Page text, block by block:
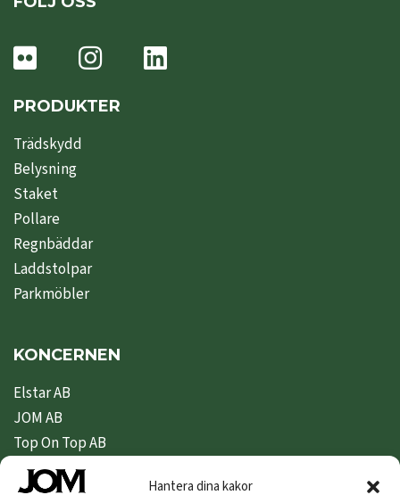
Hantera dina kakor
PRODUKTER
Trädskydd
Belysning
Staket
Pollare
Regnbäddar
Laddstolpar
Parkmöbler
KONCERNEN
Elstar AB
JOM AB
Top On Top AB
Nipeda AB